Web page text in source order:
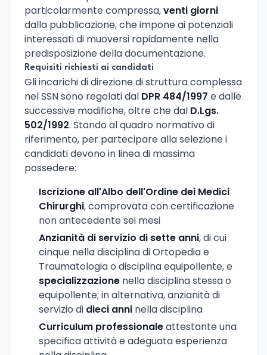
particolarmente compressa,venti giorni
dalla pubblicazione, che impone ai potenziali
interessati di muoversi rapidamente nella
predisposizione della documentazione.
Requisiti richiesti ai candidati
Gli incarichi di direzione di struttura complessa
nel SSN sono regolati dal DPR 484/1997 e dalle
successive modifiche, oltre che dal D.Lgs.
502/1992. Stando al quadro normativo di
riferimento, per partecipare alla selezione i
candidati devono in linea di massima
possedere:
Iscrizione all'Albo dell'Ordine dei Medici
Chirurghi, comprovata con certificazione
non antecedente sei mesi
Anzianità di servizio di sette anni, di cui
cinque nella disciplina di Ortopedia e
Traumatologia o disciplina equipollente, e
specializzazione nella disciplina stessa o
equipollente; in alternativa, anzianità di
servizio di dieci anni nella disciplina
Curriculum professionaleattestante una
specifica attività e adeguata esperienza